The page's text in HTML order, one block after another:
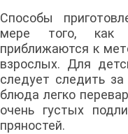
Способы
мере того, как
приближаются к
взрослых. Для
следует следить
блюда легко
очень густых
пряностей.